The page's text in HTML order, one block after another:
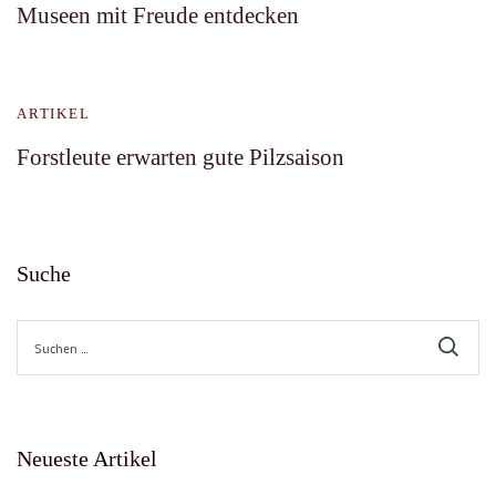
Museen mit Freude entdecken
ARTIKEL
Forstleute erwarten gute Pilzsaison
Suche
nach:
Neueste Artikel